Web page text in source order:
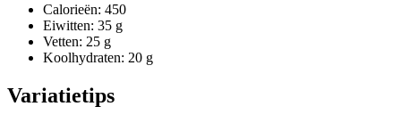
Calorieën: 450
Eiwitten: 35 g
Vetten: 25 g
Koolhydraten: 20 g
Variatietips